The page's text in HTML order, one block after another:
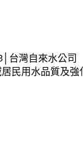
台灣自來水公司
民用水品質及